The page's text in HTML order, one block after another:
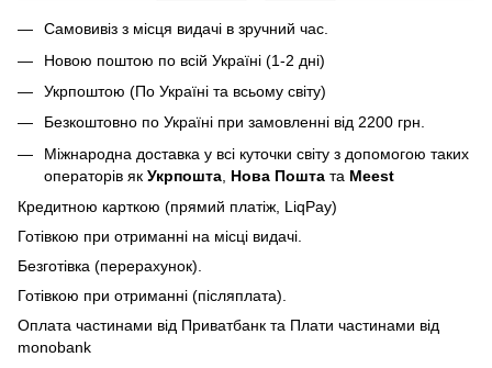
Самовивіз з місця видачі в зручний час.
Новою поштою по всій Україні (1-2 дні)
Укрпоштою (По Україні та всьому світу)
Безкоштовно по Україні при замовленні від 2200 грн.
Міжнародна доставка у всі куточки світу з допомогою таких
операторів як Укрпошта Нова Пошта та Meest
Кредитною карткою (прямий платіж, LiqPay)
Готівкою при отриманні на місці видачі.
Безготівка (перерахунок).
Готівкою при отриманні (післяплата).
Оплата частинами від Приватбанк та Плати частинами від
monobank